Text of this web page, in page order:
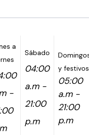
a
-
Sábado
04:00
a.m -
21:00
p.m
y festivos
05:00
a.m -
21:00
p.m